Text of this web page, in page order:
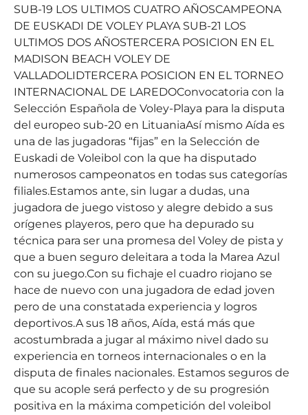
SUB-19 LOS ULTIMOS CUATRO AÑOSCAMPEONA
DE EUSKADI DE VOLEY PLAYA SUB-21 LOS
ULTIMOS DOS AÑOSTERCERA POSICION EN EL
MADISON BEACH VOLEY DE
VALLADOLIDTERCERA POSICION EN EL TORNEO
INTERNACIONAL DE LAREDOConvocatoria con la
Selección Española de Voley-Playa para la disputa
del europeo sub-20 en LituaniaAsí mismo Aída es
una de las jugadoras “fijas” en la Selección de
Euskadi de Voleibol con la que ha disputado
numerosos campeonatos en todas sus categorías
filiales.Estamos ante, sin lugar a dudas, una
jugadora de juego vistoso y alegre debido a sus
orígenes playeros, pero que ha depurado su
técnica para ser una promesa del Voley de pista y
que a buen seguro deleitara a toda la Marea Azul
con su juego.Con su fichaje el cuadro riojano se
hace de nuevo con una jugadora de edad joven
pero de una constatada experiencia y logros
deportivos.A sus 18 años, Aída, está más que
acostumbrada a jugar al máximo nivel dado su
experiencia en torneos internacionales o en la
disputa de finales nacionales. Estamos seguros de
que su acople será perfecto y de su progresión
positiva en la máxima competición del voleibol